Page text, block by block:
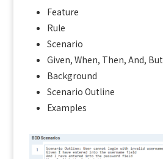
Feature
Rule
Scenario
Given, When, Then, And, But
Background
Scenario Outline
Examples